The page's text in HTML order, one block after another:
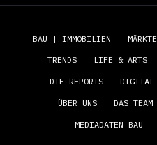
BAU | IMMOBILIEN MÄRKTE
TRENDS LIFE & ARTS
DIE REPORTS DIGITAL
ÜBER UNS DAS TEAM
MEDIADATEN BAU